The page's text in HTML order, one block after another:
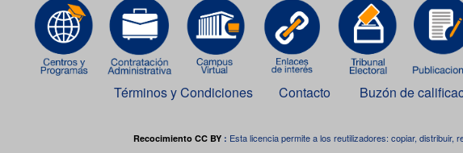
Términos y Condiciones Contacto Buzón de
Recocimiento CC BY : Esta licencia permite a los reutilizadores: copiar, distribuir,